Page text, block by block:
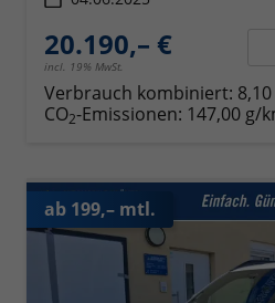
20.190,– €
incl. 19% MwSt.
Verbrauch kombiniert:
CO2-Emissionen: 147,00 g/
ab 199,– mtl.